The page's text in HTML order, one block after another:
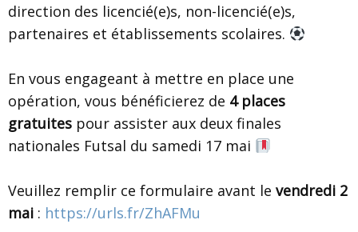
direction des licencié(e)s, non-licencié(e)s,
partenaires et établissements scolaires.
En vous engageant à mettre en place une
opération, vous bénéficierez de 4 places
gratuites pour assister aux deux finales
nationales Futsal du samedi 17 mai
Veuillez remplir ce formulaire avant le vendredi 2
mai : https://urls.fr/ZhAFMu